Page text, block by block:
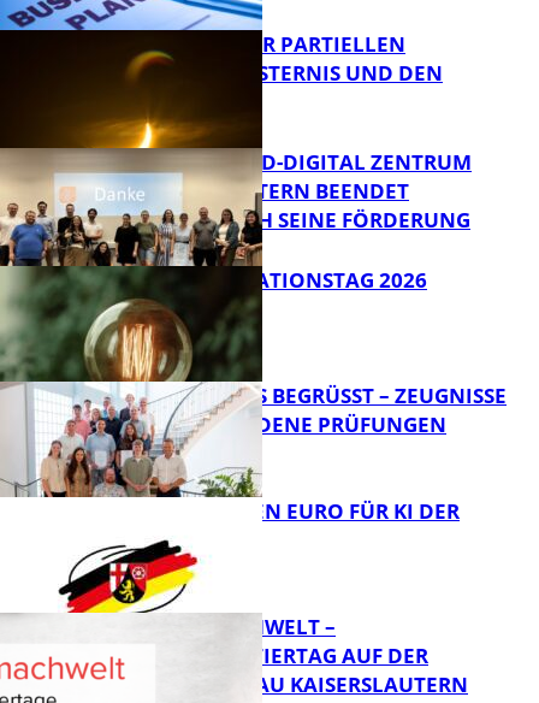
Bildung
VORTRAG ZUR PARTIELLEN
SONNENFINSTERNIS UND DEN
PERSEIDEN
FB News
MITTELSTAND-DIGITAL ZENTRUM
KAISERSLAUTERN BEENDET
ERFOLGREICH SEINE FÖRDERUNG
Bildung
SIAK-INNOVATIONSTAG 2026
NEUE AZUBIS BEGRÜSST – ZEUGNISSE F
ÜR BESTANDENE PRÜFUNGEN
Bildung
20 MILLIONEN EURO FÜR KI DER
ZUKUNFT
MI(N)TMACHWELT –
EXPERIMENTIERTAG AUF DER
GARTENSCHAU KAISERSLAUTERN